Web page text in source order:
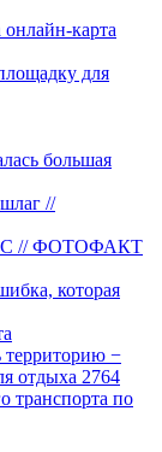
онлайн-карта
для
большая
//
// ФОТОФАКТ
которая
территорию −
отдыха 2764
транспорта по